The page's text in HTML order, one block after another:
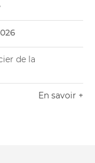
de la
En savoir +